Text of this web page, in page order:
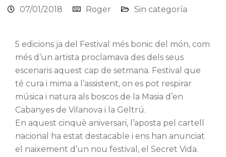
07/01/2018 Roger Sin categoría
5 edicions ja del Festival més bonic del món, com
més d’un artista proclamava des dels seus
escenaris aquest cap de setmana. Festival que
té cura i mima a l’assistent, on es pot respirar
música i natura als boscos de la Masia d’en
Cabanyes de Vilanova i la Geltrú.
En aquest cinquè aniversari, l’aposta pel cartell
nacional ha estat destacable i ens han anunciat
el naixement d’un nou festival, el Secret Vida.